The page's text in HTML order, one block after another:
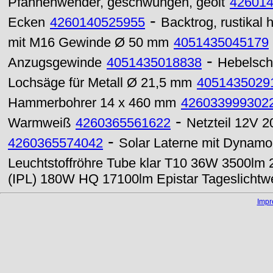
Ecken 4260140525955 - Backtrog, rustikal
mit M16 Gewinde Ø 50 mm 4051435045179
Anzugsgewinde 4051435018838 -
Lochsäge für Metall Ø 21,5 mm
Hammerbohrer 14 x 460 mm
Warmweiß 4260365561622 - Netzteil 12V
4260365574042 - Solar Laterne mit
Leuchtstoffröhre Tube klar T10 36W 3500lm
(IPL) 180W HQ 17100lm Epistar